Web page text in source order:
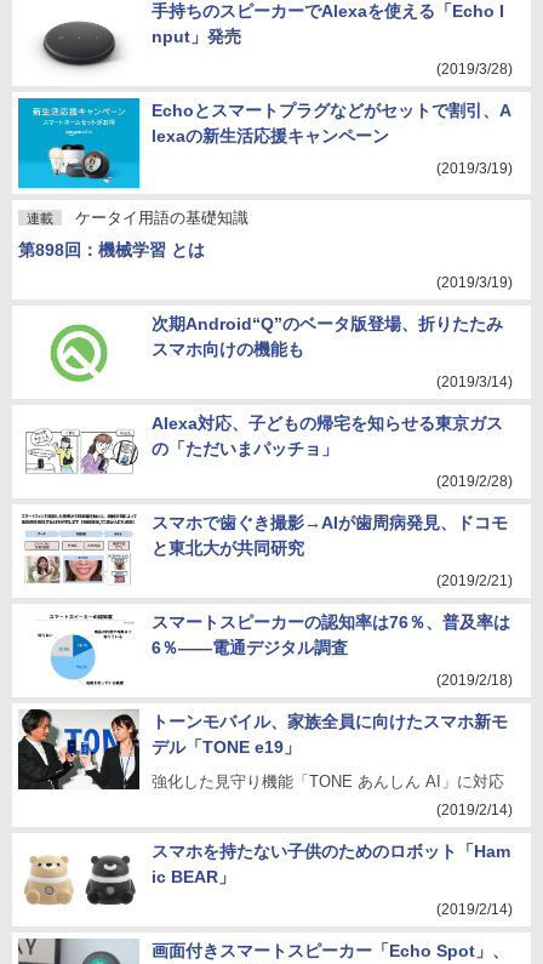
手持ちのスピーカーでAlexaを使える「Echo I
nput」発売
(2019/3/28)
Echoとスマートプラグなどがセットで割引、A
lexaの新生活応援キャンペーン
(2019/3/19)
連載 ケータイ用語の基礎知識
第898回：機械学習 とは
(2019/3/19)
次期Android“Q”のベータ版登場、折りたたみ
スマホ向けの機能も
(2019/3/14)
Alexa対応、子どもの帰宅を知らせる東京ガス
の「ただいまパッチョ」
(2019/2/28)
スマホで歯ぐき撮影→AIが歯周病発見、ドコモ
と東北大が共同研究
(2019/2/21)
スマートスピーカーの認知率は76％、普及率は
6％――電通デジタル調査
(2019/2/18)
トーンモバイル、家族全員に向けたスマホ新モ
デル「TONE e19」
強化した見守り機能「TONE あんしん AI」に対応
(2019/2/14)
スマホを持たない子供のためのロボット「Ham
ic BEAR」
(2019/2/14)
画面付きスマートスピーカー「Echo Spot」、